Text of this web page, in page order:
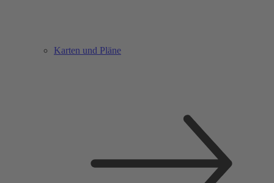
Karten und Pläne